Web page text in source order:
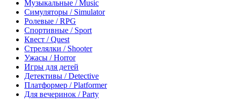
Музыкальные / Music
Симуляторы / Simulator
Ролевые / RPG
Спортивные / Sport
Квест / Quest
Стрелялки / Shooter
Ужасы / Horror
Игры для детей
Детективы / Detective
Платформер / Platformer
Для вечеринок / Party